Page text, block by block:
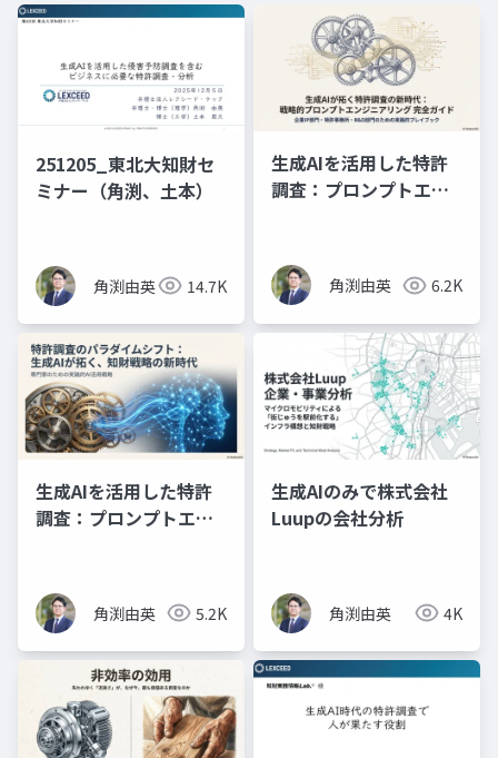
251205_東北大知財セ
ミナー（角渕、土本）
角渕由英 14.7K
生成AIを活用した特許
調査：プロンプトエン
角渕由英 6.2K
生成AIを活用した特許
調査：プロンプトエン
角渕由英 5.2K
生成AIのみで株式会社
Luupの会社分析
角渕由英 4K